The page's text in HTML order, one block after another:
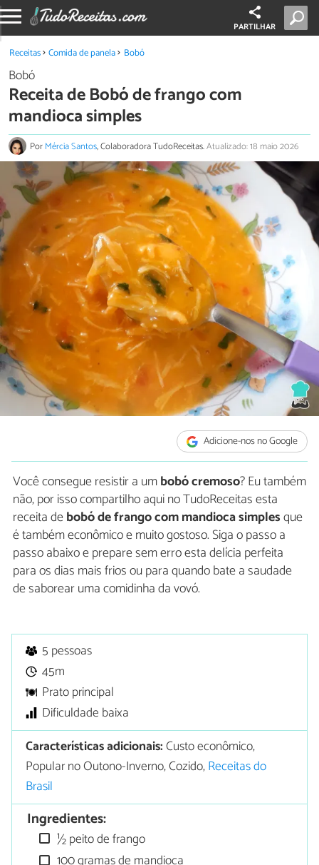
PARTILHAR
Receitas Comida de panela Bobó
Bobó
Receita de Bobó de frango com
mandioca simples
PorMércia Santos, Colaboradora TudoReceitas.Atualizado: 18 maio 2026
Adicione-nos no Google
Você consegue resistir a umbobó cremoso? Eu também
não, por isso compartilho aqui no TudoReceitas esta
receita debobó de frango com mandioca simplesque
é também econômico e muito gostoso. Siga o passo a
passo abaixo e prepare sem erro esta delícia perfeita
para os dias mais frios ou para quando bate a saudade
de saborear uma comidinha da vovó.
5 pessoas
45m
Prato principal
Dificuldade baixa
Características adicionais:Custo econômico,
Popular no Outono-Inverno, Cozido,Receitas do
Brasil
Ingredientes:
½ peito de frango